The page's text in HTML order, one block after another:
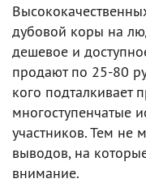
дубовой коры на
дешевое и
продают по 25-80
кого подталкивает
многоступенчатые
участников. Тем не
выводов, на
внимание.